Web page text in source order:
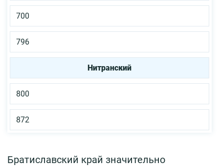
700
796
Нитранский
800
872
Братиславский край значительно